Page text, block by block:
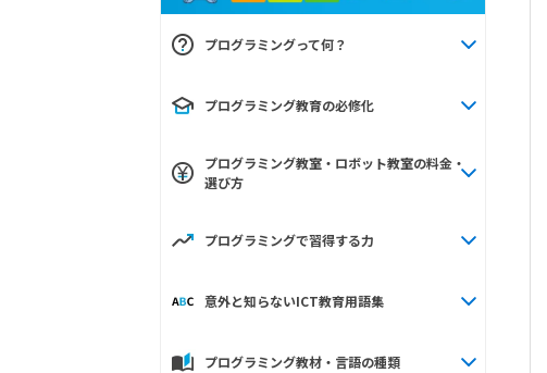
プログラミングって何？
プログラミング教育の必修化
プログラミング教室・ロボット教室の料金・
選び方
プログラミングで習得する力
意外と知らないICT教育用語集
プログラミング教材・言語の種類